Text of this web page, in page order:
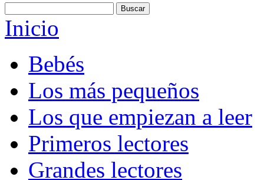
Inicio
Bebés
Los más pequeños
Los que empiezan a leer
Primeros lectores
Grandes lectores